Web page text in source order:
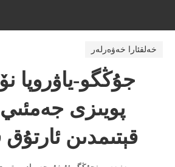
خەلقئارا خەۋەرلەر
جۇڭگو-ياۋروپا
قېتىمدىن ئارتۇق